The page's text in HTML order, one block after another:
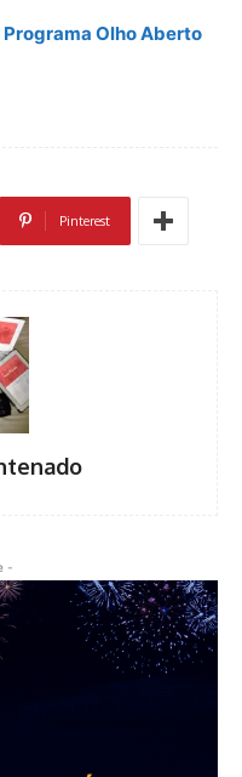
Programa Olho Aberto
Pinterest
-